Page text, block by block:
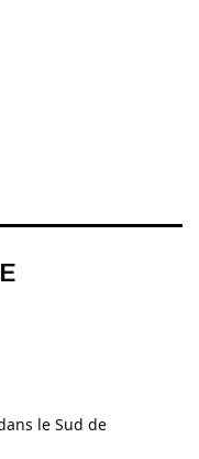
le Sud de